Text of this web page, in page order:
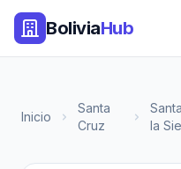
BoliviaHub
Inicio
Santa
Cruz
la